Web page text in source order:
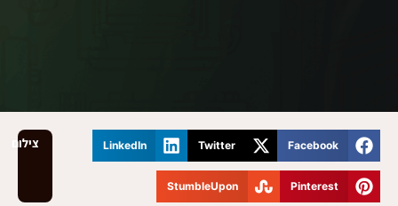
Facebook
Twitter
LinkedIn
Pinterest
StumbleUpon
צילום